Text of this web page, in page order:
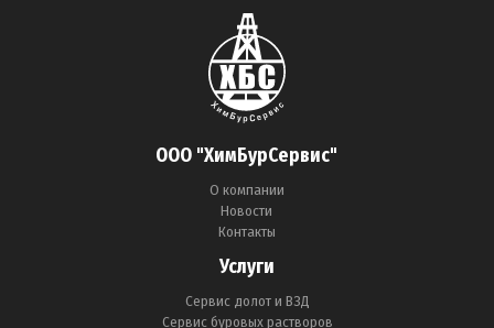
ООО "ХимБурСервис"
О компании
Новости
Контакты
Услуги
Сервис долот и ВЗД
Сервис буровых растворов